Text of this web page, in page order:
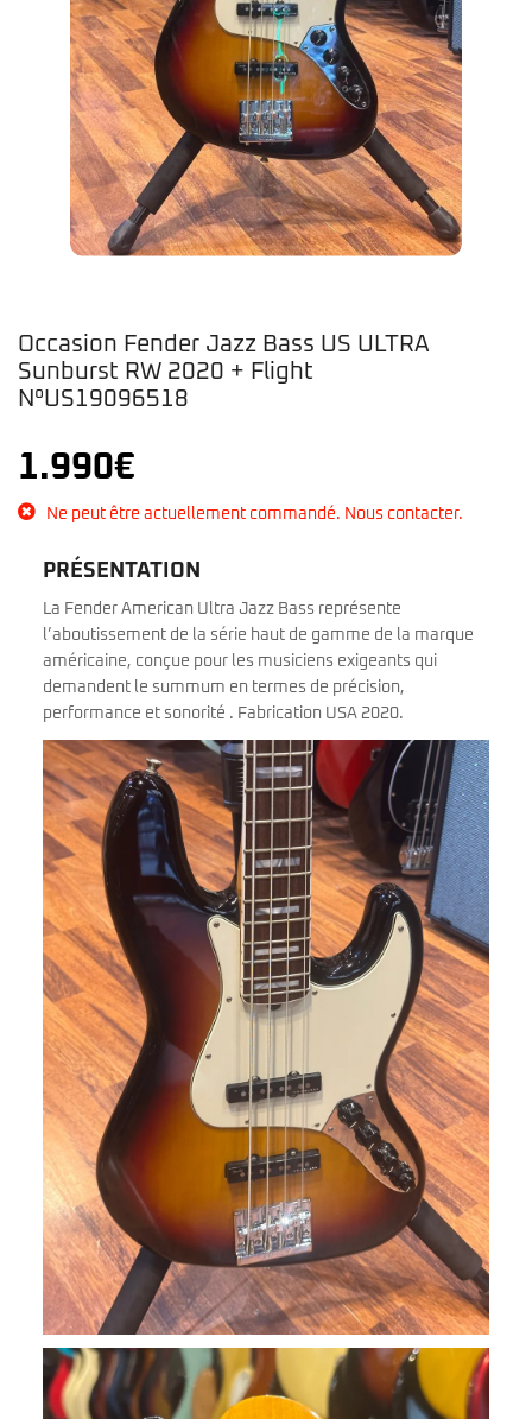
Occasion Fender Jazz Bass US ULTRA
Sunburst RW 2020 + Flight
N°US19096518
1.990€
Ne peut être actuellement commandé. Nous contacter.
PRÉSENTATION
La Fender American Ultra Jazz Bass représente
l’aboutissement de la série haut de gamme de la marque
américaine, conçue pour les musiciens exigeants qui
demandent le summum en termes de précision,
performance et sonorité . Fabrication USA 2020.